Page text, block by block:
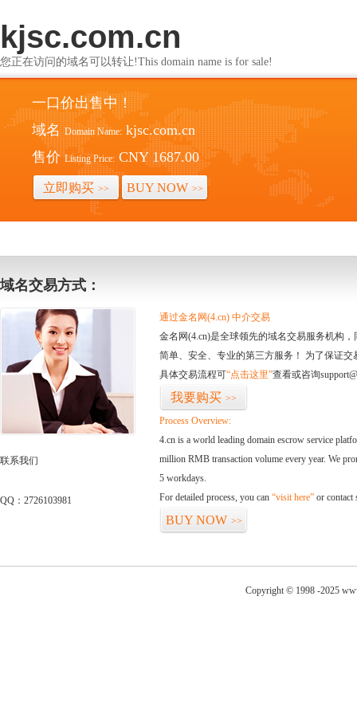
kjsc.com.cn
您正在访问的域名可以转让!This domain name is for sale!
一口价出售中！
域名 Domain Name: kjsc.com.cn
售价 Listing Price: CNY 1687.00
立即购买 >> BUY NOW >>
域名交易方式：
联系我们
QQ：2726103981
通过金名网(4.cn) 中介交易
金名网(4.cn)是全球领先的域名交易服务机构
简单、安全、专业的第三方服务！ 为了保证
具体交易流程可“点击这里”查看或咨询
我要购买 >>
Process Overview:
4.cn is a world leading domain escrow service
million RMB transaction volume every year. We
5 workdays.
For detailed process, you can “visit here” or contact
BUY NOW >>
Copyright © 1998 -2025